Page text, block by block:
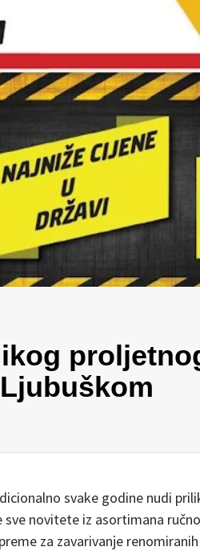
svake godine nudi
novitete iz asortimana
za zavarivanje